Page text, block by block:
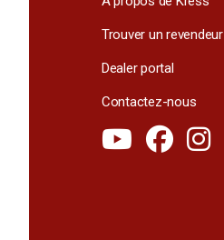
Trouver un revendeur
Dealer portal
Contactez-nous